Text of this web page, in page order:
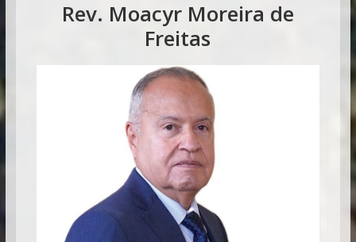
Rev. Moacyr Moreira de
Freitas